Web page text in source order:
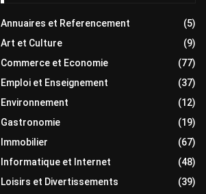
Annuaires et Referencement
(5)
Art et Culture
(9)
Commerce et Economie
(77)
Emploi et Enseignement
(37)
Environnement
(12)
Gastronomie
(19)
Immobilier
(67)
Informatique et Internet
(48)
Loisirs et Divertissements
(39)